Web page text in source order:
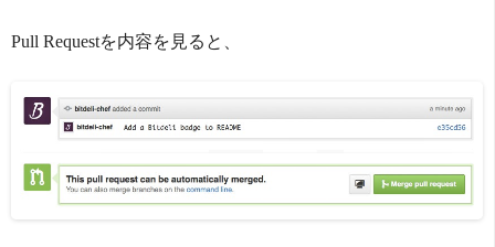
Pull Requestを内容を見ると、